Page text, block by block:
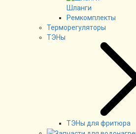
Шланги
Ремкомплекты
Терморегуляторы
ТЭНы
ТЭНы для фритюра